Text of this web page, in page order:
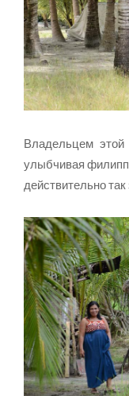
Владельцем этой
улыбчивая
действительно так